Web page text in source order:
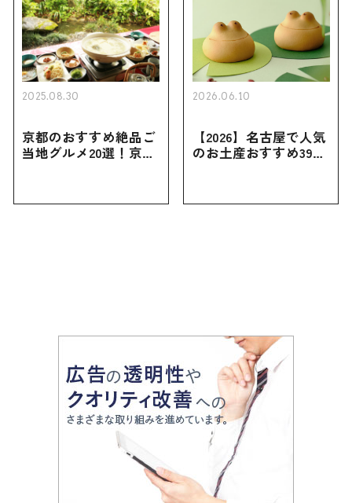
2025.08.30
京都のおすすめ絶品ご
当地グルメ20選！京都
2026.06.10
【2026】名古屋で人気
のお土産おすすめ39選
お土産・ばらまき用ま